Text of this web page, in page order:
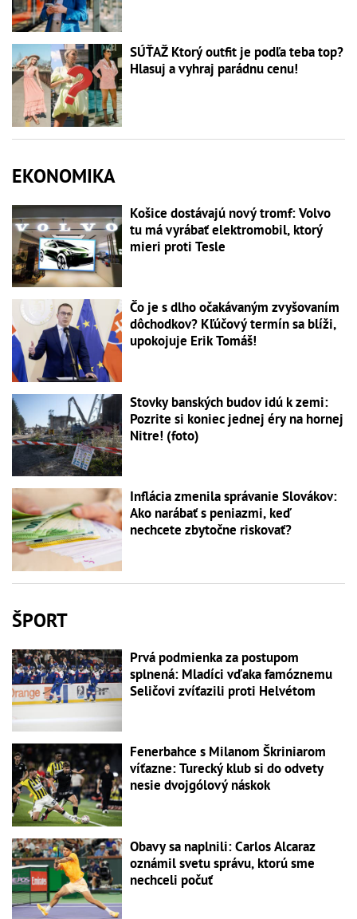
SÚŤAŽ Ktorý outfit je podľa teba top?
Hlasuj a vyhraj parádnu cenu!
EKONOMIKA
Košice dostávajú nový tromf: Volvo
tu má vyrábať elektromobil, ktorý
mieri proti Tesle
Čo je s dlho očakávaným zvyšovaním
dôchodkov? Kľúčový termín sa blíži,
upokojuje Erik Tomáš!
Stovky banských budov idú k zemi:
Pozrite si koniec jednej éry na hornej
Nitre! (foto)
Inflácia zmenila správanie Slovákov:
Ako narábať s peniazmi, keď
nechcete zbytočne riskovať?
ŠPORT
Prvá podmienka za postupom
splnená: Mladíci vďaka famóznemu
Seličovi zvíťazili proti Helvétom
Fenerbahce s Milanom Škriniarom
víťazne: Turecký klub si do odvety
nesie dvojgólový náskok
Obavy sa naplnili: Carlos Alcaraz
oznámil svetu správu, ktorú sme
nechceli počuť